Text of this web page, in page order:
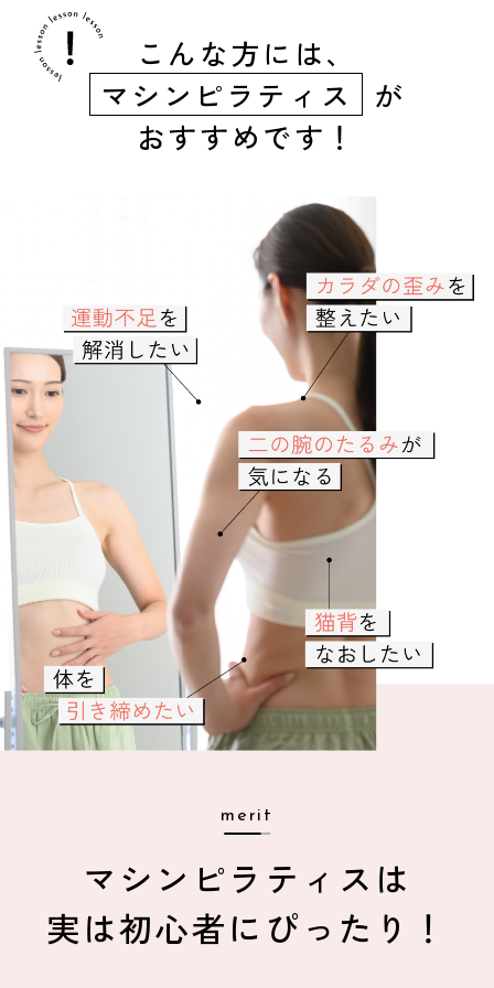
こんな方には、
マシンピラティス
が
おすすめです！
merit
マシンピラティスは
実は初心者にぴったり！